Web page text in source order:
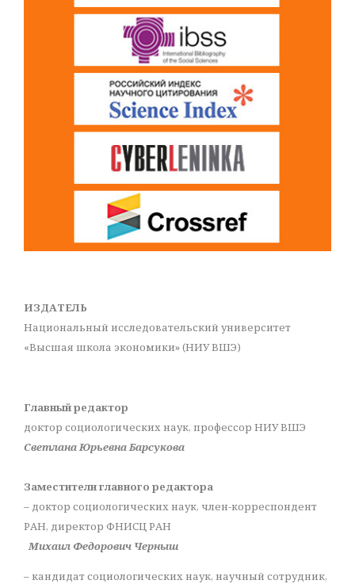
ИЗДАТЕЛЬ
Национальный исследовательский университет
«Высшая школа экономики» (НИУ ВШЭ)
Главный редактор
доктор социологических наук, профессор НИУ ВШЭ
Светлана Юрьевна Барсукова
Заместители главного редактора
– доктор социологических наук, член-корреспондент
РАН, директор ФНИСЦ РАН
Михаил Федорович Черныш
– кандидат социологических наук, научный сотрудник,